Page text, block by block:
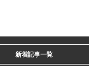
新着記事一覧